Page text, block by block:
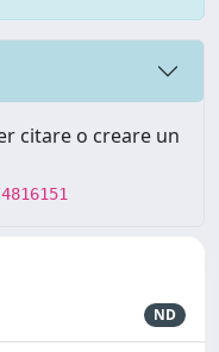
citare o creare un
ND